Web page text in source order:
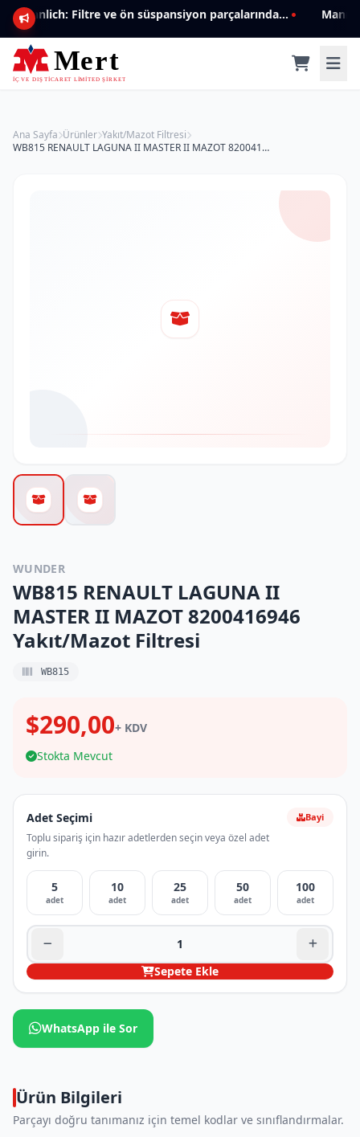
Mannlich: Filtre ve ön süspansiyon parçalarında genişleyen ürün yelpazesiyle kalite ve güven.
Ana Sayfa Ürünler Yakıt/Mazot Filtresi
WB815 RENAULT LAGUNA II MASTER II MAZOT 8200416946 Yakıt/Mazot Filtresi
WUNDER
WB815 RENAULT LAGUNA II
MASTER II MAZOT 8200416946
Yakıt/Mazot Filtresi
WB815
$290,00+ KDV
Stokta Mevcut
Adet Seçimi
Toplu sipariş için hazır adetlerden seçin veya özel adet
girin.
Bayi
5
adet
10
adet
25
adet
50
adet
100
adet
Sepete Ekle
WhatsApp ile Sor
Ürün Bilgileri
Parçayı doğru tanımanız için temel kodlar ve sınıflandırmalar.